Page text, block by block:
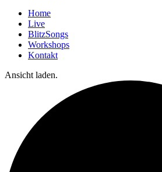
Home
Live
BlitzSongs
Workshops
Kontakt
Ansicht laden.